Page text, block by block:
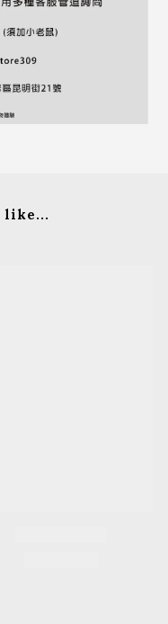
like...